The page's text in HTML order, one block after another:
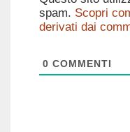
spam. Scopri
derivati dai
0 COMMENTI